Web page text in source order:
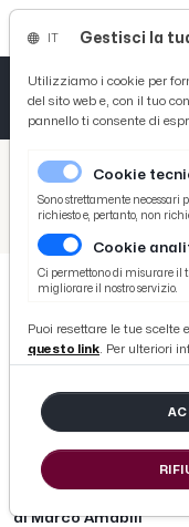
Coppa Teodori 2026, la voce del
Coppa
vincitore
perfetta,
di Marco Amabili
Gestisci la
Utilizziamo i cookie per
del sito web e, con il tuo
pannello ti consente di
Cookie
Sono strettamente
richiesto e, pertanto, non
Cookie
Ci permettono di misurare il
migliorare il nostro servizio.
Puoi resettare le tue
questo link. Per ulteriori
Tutto News
Tutto Sport
Basket
Ciclismo
Tutto Curiosità